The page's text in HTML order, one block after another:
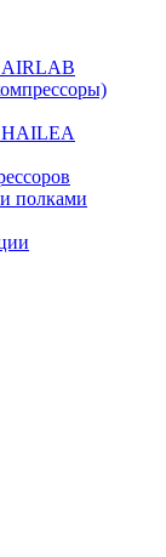
AIRLAB
HAILEA
полками